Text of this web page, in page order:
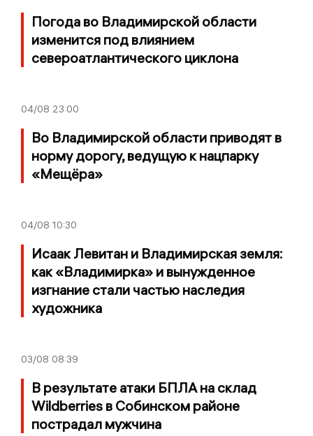
Погода во Владимирской области
изменится под влиянием
североатлантического циклона
04/08 23:00
Во Владимирской области приводят в
норму дорогу, ведущую к нацпарку
«Мещёра»
04/08 10:30
Исаак Левитан и Владимирская земля:
как «Владимирка» и вынужденное
изгнание стали частью наследия
художника
03/08 08:39
В результате атаки БПЛА на склад
Wildberries в Собинском районе
пострадал мужчина